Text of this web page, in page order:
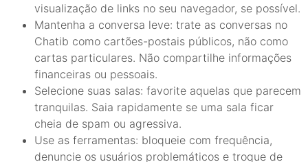
visualização de links no seu navegador, se possível.
Mantenha a conversa leve: trate as conversas no
Chatib como cartões-postais públicos, não como
cartas particulares. Não compartilhe informações
financeiras ou pessoais.
Selecione suas salas: favorite aquelas que parecem
tranquilas. Saia rapidamente se uma sala ficar
cheia de spam ou agressiva.
Use as ferramentas: bloqueie com frequência,
denuncie os usuários problemáticos e troque de